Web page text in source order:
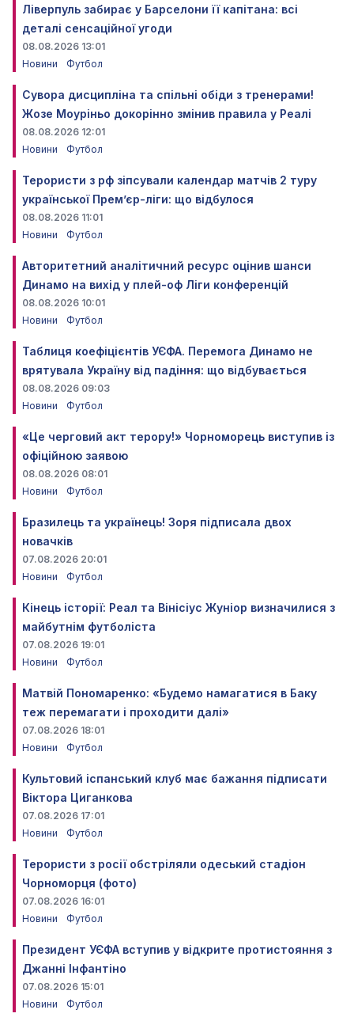
Ліверпуль забирає у Барселони її капітана: всі
деталі сенсаційної угоди
08.08.2026 13:01
Новини
Футбол
Сувора дисципліна та спільні обіди з тренерами!
Жозе Моуріньо докорінно змінив правила у Реалі
08.08.2026 12:01
Новини
Футбол
Терористи з рф зіпсували календар матчів 2 туру
української Прем’єр-ліги: що відбулося
08.08.2026 11:01
Новини
Футбол
Авторитетний аналітичний ресурс оцінив шанси
Динамо на вихід у плей-оф Ліги конференцій
08.08.2026 10:01
Новини
Футбол
Таблиця коефіцієнтів УЄФА. Перемога Динамо не
врятувала Україну від падіння: що відбувається
08.08.2026 09:03
Новини
Футбол
«Це черговий акт терору!» Чорноморець виступив із
офіційною заявою
08.08.2026 08:01
Новини
Футбол
Бразилець та українець! Зоря підписала двох
новачків
07.08.2026 20:01
Новини
Футбол
Кінець історії: Реал та Вінісіус Жуніор визначилися з
майбутнім футболіста
07.08.2026 19:01
Новини
Футбол
Матвій Пономаренко: «Будемо намагатися в Баку
теж перемагати і проходити далі»
07.08.2026 18:01
Новини
Футбол
Культовий іспанський клуб має бажання підписати
Віктора Циганкова
07.08.2026 17:01
Новини
Футбол
Терористи з росії обстріляли одеський стадіон
Чорноморця (фото)
07.08.2026 16:01
Новини
Футбол
Президент УЄФА вступив у відкрите протистояння з
Джанні Інфантіно
07.08.2026 15:01
Новини
Футбол